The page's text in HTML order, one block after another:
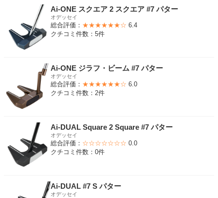
Ai-ONE スクエア 2 スクエア #7 パター
オデッセイ
総合評価： ★★★★★★☆ 6.4
クチコミ件数：5件
Ai-ONE ジラフ・ビーム #7 パター
オデッセイ
総合評価： ★★★★★★☆ 6.0
クチコミ件数：2件
Ai-DUAL Square 2 Square #7 パター
オデッセイ
総合評価： ☆☆☆☆☆☆☆ 0.0
クチコミ件数：0件
Ai-DUAL #7 S パター
オデッセイ